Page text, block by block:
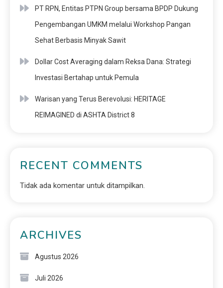
PT RPN, Entitas PTPN Group bersama BPDP Dukung
Pengembangan UMKM melalui Workshop Pangan
Sehat Berbasis Minyak Sawit
Dollar Cost Averaging dalam Reksa Dana: Strategi
Investasi Bertahap untuk Pemula
Warisan yang Terus Berevolusi: HERITAGE
REIMAGINED di ASHTA District 8
RECENT COMMENTS
Tidak ada komentar untuk ditampilkan.
ARCHIVES
Agustus 2026
Juli 2026